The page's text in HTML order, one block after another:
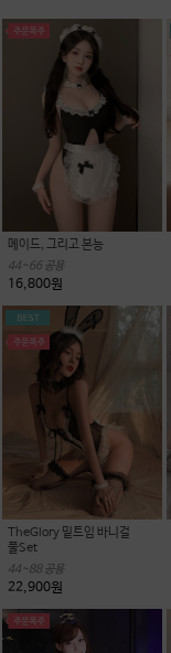
메이드, 그리고 본능
44~66 공용
16,800원
TheGlory 밑트임 바니걸
풀Set
44~88 공용
22,900원